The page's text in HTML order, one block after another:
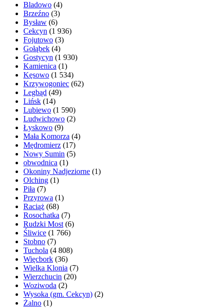
Bladowo (4)
Brzeźno (3)
Bysław (6)
Cekcyn (1 936)
Fojutowo (3)
Gołąbek (4)
Gostycyn (1 930)
Kamienica (1)
Kęsowo (1 534)
Krzywogoniec (62)
Legbąd (49)
Lińsk (14)
Lubiewo (1 590)
Ludwichowo (2)
Łyskowo (9)
Mała Komorza (4)
Mędromierz (17)
Nowy Sumin (5)
obwodnica (1)
Okoniny Nadjeziorne (1)
Olching (1)
Piła (7)
Przyrowa (1)
Raciąż (68)
Rosochatka (7)
Rudzki Most (6)
Śliwice (1 766)
Stobno (7)
Tuchola (4 808)
Więcbork (36)
Wielka Klonia (7)
Wierzchucin (20)
Woziwoda (2)
Wysoka (gm. Cekcyn) (2)
Żalno (1)